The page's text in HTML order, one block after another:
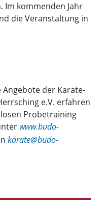
Im kommenden Jahr
die Veranstaltung in
der Karate-
e.V. erfahren
Probetraining
www.budo-
karate@budo-